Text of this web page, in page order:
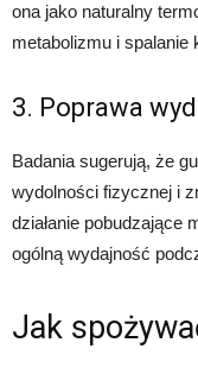
ona jako naturalny
metabolizmu i spalanie
3. Poprawa
Badania sugerują, że
wydolności fizycznej i
działanie pobudzające
ogólną wydajność
Jak